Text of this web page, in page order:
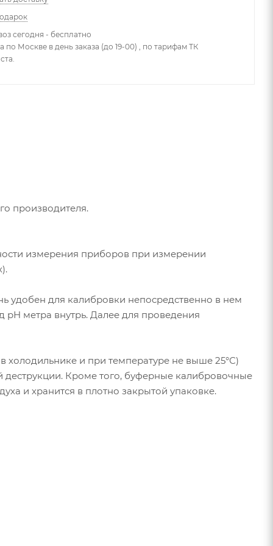
сегодня - бесплатно
по Москве в день заказа (до 19-00) , по тарифам ТК
производителя.
измерения приборов при измерении
удобен для калибровки непосредственно в нем
pH метра внутрь. Далее для проведения
и при температуре не выше 25°С)
Кроме того, буферные калибровочные
и хранится в плотно закрытой упаковке.